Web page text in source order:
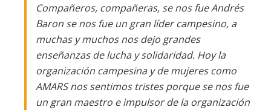
Compañeros, compañeras, se nos fue Andrés
Baron se nos fue un gran líder campesino, a
muchas y muchos nos dejo grandes
enseñanzas de lucha y solidaridad. Hoy la
organización campesina y de mujeres como
AMARS nos sentimos tristes porque se nos fue
un gran maestro e impulsor de la organización